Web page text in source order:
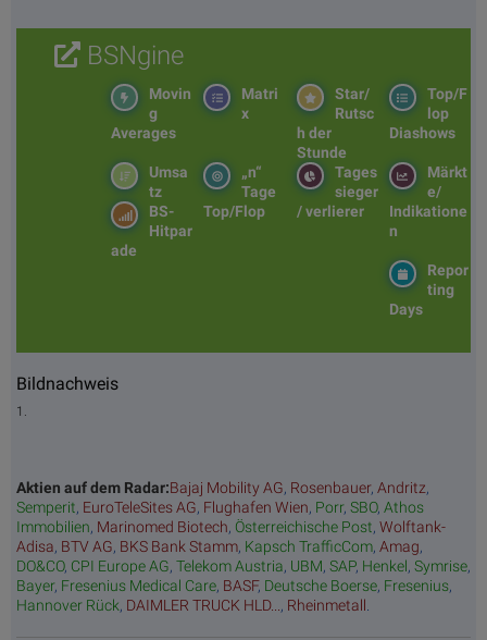
BSNgine
Top/F
lop
Diashows
Star/
Rutsc
h der
Stunde
Matri
x
Movin
g
Averages
Märkt
e/
Indikatione
n
Tages
sieger
/ verlierer
„n“
Tage
Top/Flop
Umsa
tz
BS-
Hitpar
ade
Repor
ting
Days
Bildnachweis
1.
Aktien auf dem Radar:Bajaj Mobility AG, Rosenbauer, Andritz,
Semperit, EuroTeleSites AG, Flughafen Wien, Porr, SBO, Athos
Immobilien, Marinomed Biotech, Österreichische Post, Wolftank-
Adisa, BTV AG, BKS Bank Stamm, Kapsch TrafficCom, Amag,
DO&CO, CPI Europe AG, Telekom Austria, UBM, SAP, Henkel, Symrise,
Bayer, Fresenius Medical Care, BASF, Deutsche Boerse, Fresenius,
Hannover Rück, DAIMLER TRUCK HLD... , Rheinmetall